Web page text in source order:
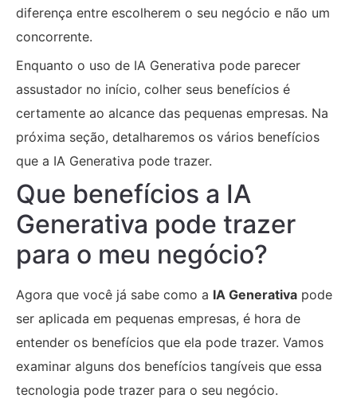
diferença entre escolherem o seu negócio e não um
concorrente.
Enquanto o uso de IA Generativa pode parecer
assustador no início, colher seus benefícios é
certamente ao alcance das pequenas empresas. Na
próxima seção, detalharemos os vários benefícios
que a IA Generativa pode trazer.
Que benefícios a IA
Generativa pode trazer
para o meu negócio?
Agora que você já sabe como a IA Generativa pode
ser aplicada em pequenas empresas, é hora de
entender os benefícios que ela pode trazer. Vamos
examinar alguns dos benefícios tangíveis que essa
tecnologia pode trazer para o seu negócio.